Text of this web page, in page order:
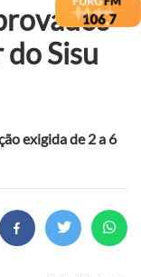
Sisu
exigida de 2 a 6